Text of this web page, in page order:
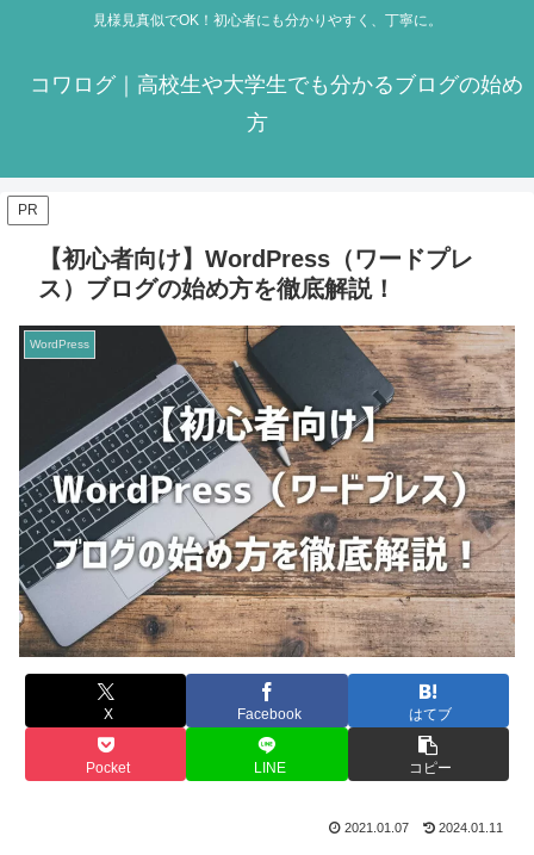
見様見真似でOK！初心者にも分かりやすく、丁寧に。
コワログ｜高校生や大学生でも分かるブログの始め
方
PR
【初心者向け】WordPress（ワードプレ
ス）ブログの始め方を徹底解説！
WordPress
X Facebook はてブ
Pocket LINE コピー
2021.01.07 2024.01.11